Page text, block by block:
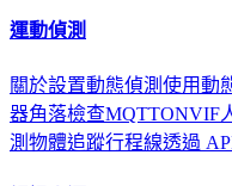
運動偵測
關於設置動態偵測 使用動
器角落檢查MQTTONVIF
測 物體追蹤行程線透過